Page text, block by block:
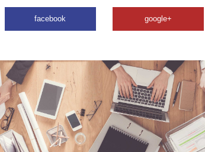
facebook google+